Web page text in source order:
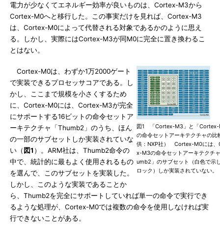
電力が少なくてエネルギー効率が良いものは、Cortex-M3から
Cortex-M0へと移行した。この事実だけを見れば、Cortex-M3
は、Cortex-M0によって代替される対象であるかのように思え
る。しかし、実際にはCortex-M3が同M0に完全に置き換わるこ
とはない。
図1 「Cortex-M3」と「Cortex-
の命令セットアーキテクチャの比
供：NXP社） Cortex-M0には、
x-M3の命令セットアーキテクチ
umb2」のサブセット（白色で示
ロック）しか実装されていない。
Cortex-M0は、わずか1万2000ゲート
で実装できるプロセッサコアである。し
かし、ここまで規模を小さくするため
に、Cortex-M0には、Cortex-M3が完全
にサポートする16ビットの命令セットア
ーキテクチャ「Thumb2」のうち、ほん
の一部のサブセットしか実装されていな
い（図1 ）。ARM社は、Thumb2命令の
中で、統計的に最もよく使用されるもの
を選んで、このサブセットを実装した。
しかし、このような実装であることか
ら、Thumb2を完全にサポートしていれば単一の命令で実行でき
るような処理が、Cortex-M0では複数の命令を使用しなければ実
行できないことがある。